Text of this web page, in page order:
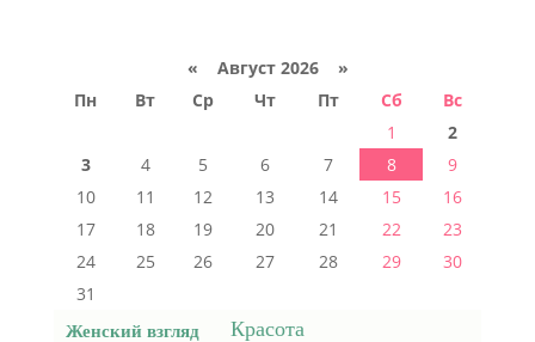
« Август 2026 »
Пн
Вт Ср Чт Пт Сб
Вс
1
2
3
4 5 6 7 8
9
10
11 12 13 14 15
16
17
18 19 20 21 22
23
24
25 26 27 28 29
30
31
Женский взгляд Красота